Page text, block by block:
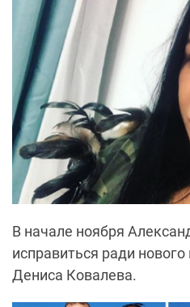
В начале ноября
исправиться ради нового
Дениса Ковалева.